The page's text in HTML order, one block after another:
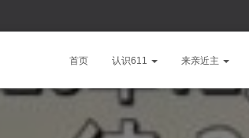
首页 认识611 来亲近主